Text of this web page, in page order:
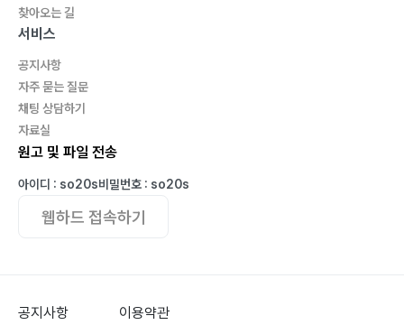
찾아오는 길
서비스
공지사항
자주 묻는 질문
채팅 상담하기
자료실
원고 및 파일 전송
아이디 : so20s비밀번호 : so20s
웹하드 접속하기
공지사항
이용약관